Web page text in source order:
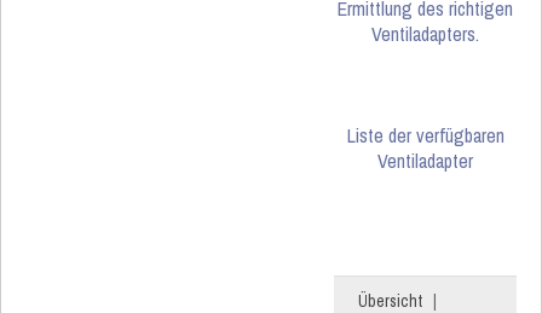
Ermittlung des richtigen
Ventiladapters.
Liste der verfügbaren
Ventiladapter
Übersicht |